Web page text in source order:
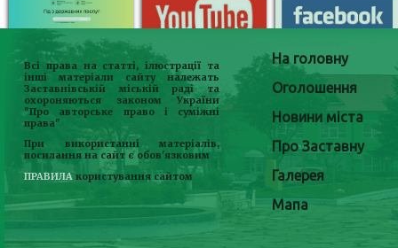
Всі права на статті, ілюстрації та
інші матеріали сайту належать
Заставнівській міській раді та
охороняються законом України
"Про авторське право і суміжні
права"
При використанні матеріалів,
посилання на сайт є обов'язковим
ПРАВИЛА користування сайтом
На головну
Оголошення
Новини міста
Про Заставну
Галерея
Мапа